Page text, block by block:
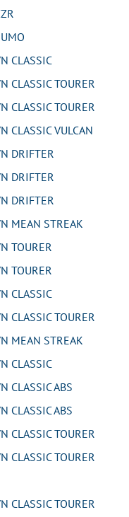
TOURER
TOURER
VULCAN
DRIFTER
DRIFTER
DRIFTER
STREAK
TOURER
STREAK
ABS
ABS
TOURER
TOURER
TOURER